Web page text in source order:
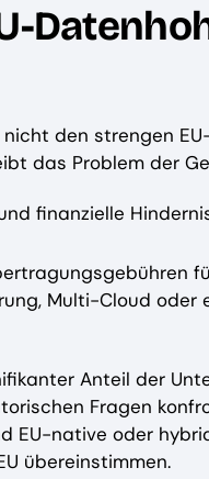
den strengen
das Problem der
finanzielle
Multi-Cloud
Anteil der
Fragen
EU-native oder
übereinstimmen.